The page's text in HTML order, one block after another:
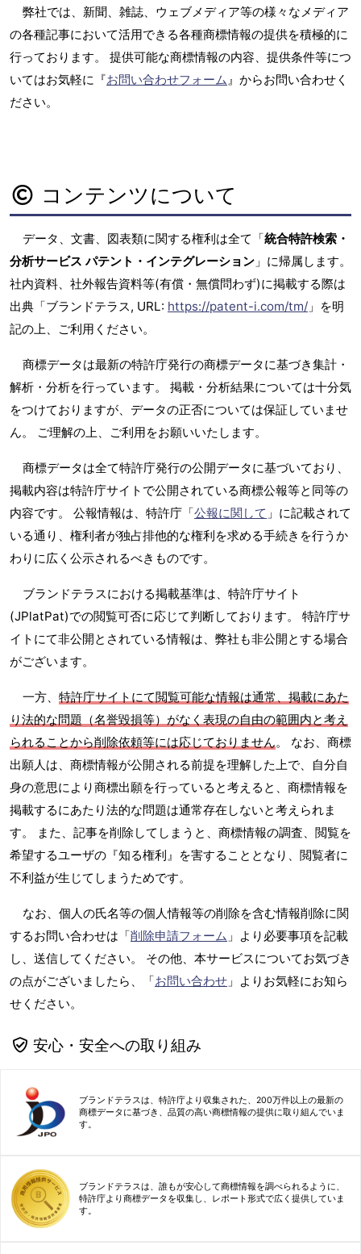
弊社では、新聞、雑誌、ウェブメディア等の様々なメディア
の各種記事において活用できる各種商標情報の提供を積極的に
行っております。 提供可能な商標情報の内容、提供条件等につ
いてはお気軽に『お問い合わせフォーム』からお問い合わせく
ださい。
コンテンツについて
データ、文書、図表類に関する権利は全て「統合特許検索・
分析サービス パテント・インテグレーション 」に帰属します。
社内資料、社外報告資料等(有償・無償問わず)に掲載する際は
出典「ブランドテラス, URL: https://patent-i.com/tm/ 」を明
記の上、ご利用ください。
商標データは最新の特許庁発行の商標データに基づき集計・
解析・分析を行っています。 掲載・分析結果については十分気
をつけておりますが、データの正否については保証していませ
ん。 ご理解の上、ご利用をお願いいたします。
商標データは全て特許庁発行の公開データに基づいており、
掲載内容は特許庁サイトで公開されている商標公報等と同等の
内容です。 公報情報は、特許庁「公報に関して 」に記載されて
いる通り、権利者が独占排他的な権利を求める手続きを行うか
わりに広く公示されるべきものです。
ブランドテラスにおける掲載基準は、特許庁サイト
(JPlatPat)での閲覧可否に応じて判断しております。 特許庁サ
イトにて非公開とされている情報は、弊社も非公開とする場合
がございます。
一方、 特許庁サイトにて閲覧可能な情報は通常、掲載にあた
り法的な問題（名誉毀損等）がなく表現の自由の範囲内と考え
られることから削除依頼等には応じておりません。 なお、商標
出願人は、商標情報が公開される前提を理解した上で、自分自
身の意思により商標出願を行っていると考えると、商標情報を
掲載するにあたり法的な問題は通常存在しないと考えられま
す。 また、記事を削除してしまうと、商標情報の調査、閲覧を
希望するユーザの『知る権利』を害することとなり、閲覧者に
不利益が生じてしまうためです。
なお、個人の氏名等の個人情報等の削除を含む情報削除に関
するお問い合わせは「削除申請フォーム 」より必要事項を記載
し、送信してください。 その他、本サービスについてお気づき
の点がございましたら、「お問い合わせ 」よりお気軽にお知ら
せください。
安心・安全への取り組み
ブランドテラスは、特許庁より収集された、200万件以上の最新の
商標データに基づき、品質の高い商標情報の提供に取り組んでいま
す。
ブランドテラスは、誰もが安心して商標情報を調べられるように、
特許庁より商標データを収集し、レポート形式で広く提供していま
す。